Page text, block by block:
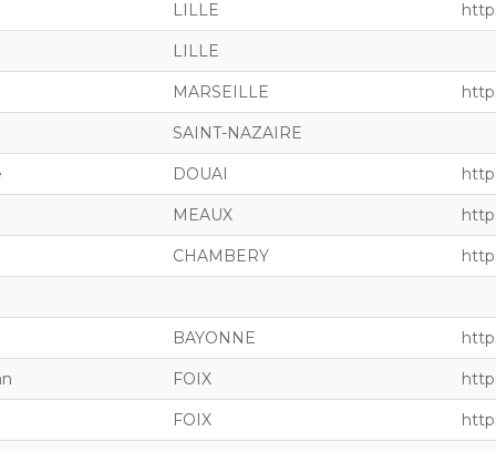
LILLE
LILLE
MARSEILLE
SAINT-NAZAIRE
DOUAI
MEAUX
CHAMBERY
BAYONNE
FOIX
FOIX